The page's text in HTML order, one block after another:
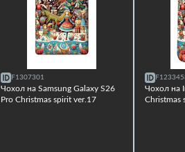
F1307301
Чохол на Samsung Galaxy S26
Pro Christmas spirit ver.17
Чохол на
Christmas